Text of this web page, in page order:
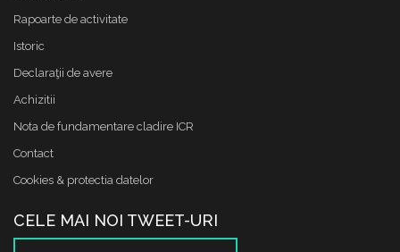
Rapoarte de activitate
Istoric
Declaraţii de avere
Achizitii
Nota de fundamentare cladire ICR
Contact
Cookies & protectia datelor
CELE MAI NOI TWEET-URI